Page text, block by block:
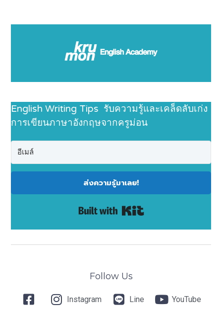
English Writing Tips รับความรู้และเคล็ดลับเก่ง
การเขียนภาษาอังกฤษจากครูม่อน
ส่งความรู้มาเลย!
Follow Us
Instagram Line YouTube